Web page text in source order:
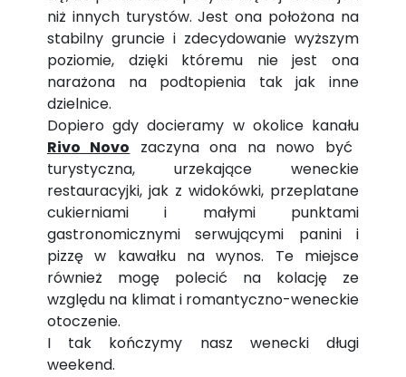
niż innych turystów. Jest ona położona na
stabilny gruncie i zdecydowanie wyższym
poziomie, dzięki któremu nie jest ona
narażona na podtopienia tak jak inne
dzielnice.
Dopiero gdy docieramy w okolice kanału
Rivo Novo zaczyna ona na nowo być
turystyczna, urzekające weneckie
restauracyjki, jak z widokówki, przeplatane
cukierniami i małymi punktami
gastronomicznymi serwującymi panini i
pizzę w kawałku na wynos. Te miejsce
również mogę polecić na kolację ze
względu na klimat i romantyczno-weneckie
otoczenie.
I tak kończymy nasz wenecki długi
weekend.